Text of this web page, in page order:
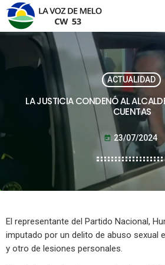
ACTUALIDAD
LA JUSTICIA CONDENÓ AL
CUENTAS
today 23/07/2024
El representante del Partido Nacional,
imputado por un delito de abuso sexual
y otro de lesiones personales.